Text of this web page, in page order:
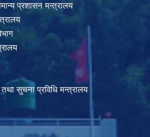
प्रशासन मन्त्रालय
सुचना प्रविधि मन्त्रालय